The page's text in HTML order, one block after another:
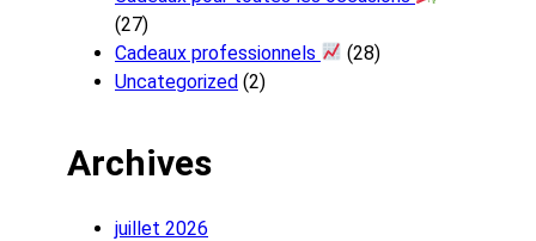
(27)
Cadeaux professionnels
(28)
Uncategorized (2)
Archives
juillet 2026